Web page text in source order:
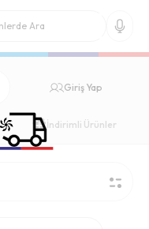
Giriş Yap
İndirimli Ürünler